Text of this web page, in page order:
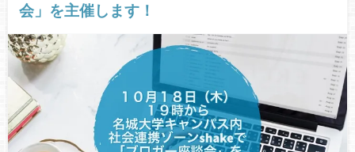
会」を主催します！